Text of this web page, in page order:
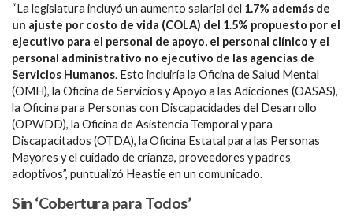
“La legislatura incluyó un aumento salarial del 1.7% además de
un ajuste por costo de vida (COLA) del 1.5% propuesto por el
ejecutivo para el personal de apoyo, el personal clínico y el
personal administrativo no ejecutivo de las agencias de
Servicios Humanos. Esto incluiría la Oficina de Salud Mental
(OMH), la Oficina de Servicios y Apoyo a las Adicciones (OASAS),
la Oficina para Personas con Discapacidades del Desarrollo
(OPWDD), la Oficina de Asistencia Temporal y para
Discapacitados (OTDA), la Oficina Estatal para las Personas
Mayores y el cuidado de crianza, proveedores y padres
adoptivos”, puntualizó Heastie en un comunicado.
Sin ‘Cobertura para Todos’